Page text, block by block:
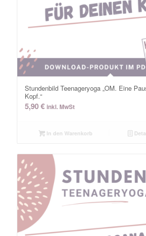
Stundenbild Teenageryoga „OM. Eine
Kopf.“
5,90€ inkl. MwSt
In den Warenkorb